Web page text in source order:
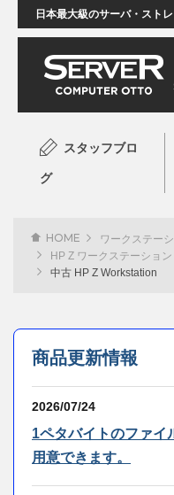
日本最大級のサーバ・スト
スタッフブロ
グ
HOME
ワークステー
HP Z ワークステーション
中古 HP Z Workstation
商品更新情報
2026/07/24
1ペタバイトのファイ
用意できます。